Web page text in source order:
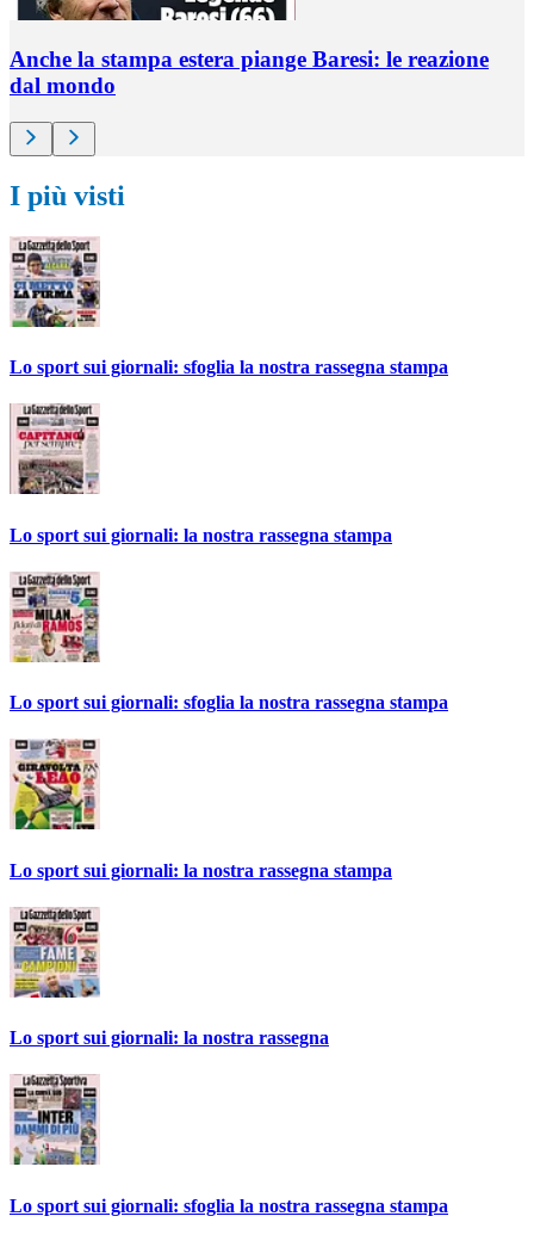
Anche la stampa estera piange Baresi: le reazione
dal mondo
I più visti
Lo sport sui giornali: sfoglia la nostra rassegna stampa
Lo sport sui giornali: la nostra rassegna stampa
Lo sport sui giornali: sfoglia la nostra rassegna stampa
Lo sport sui giornali: la nostra rassegna stampa
Lo sport sui giornali: la nostra rassegna
Lo sport sui giornali: sfoglia la nostra rassegna stampa